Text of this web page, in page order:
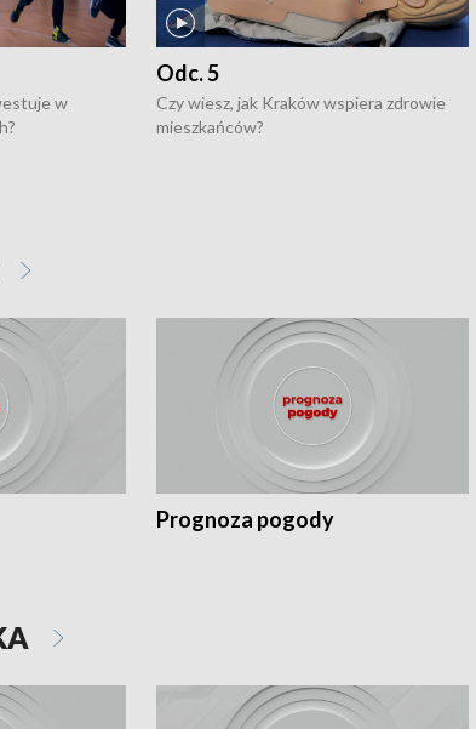
w
Odc. 5
Czy wiesz, jak Kraków wspiera zdrowie
mieszkańców?
Prognoza pogody